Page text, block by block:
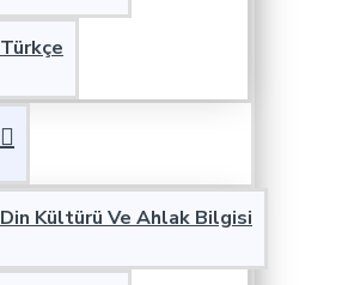
Türkçe
Din Kültürü Ve Ahlak Bilgisi